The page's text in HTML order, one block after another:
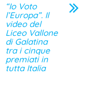
“Io Voto
l’Europa”. Il
video del
Liceo Vallone
di Galatina
tra i cinque
premiati in
tutta Italia